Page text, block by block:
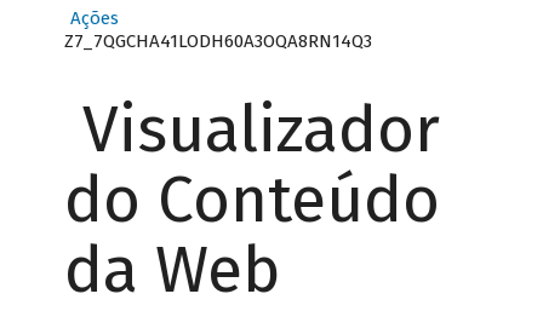
Ações
Z7_7QGCHA41LODH60A3OQA8RN14Q3
Visualizador
do Conteúdo
da Web